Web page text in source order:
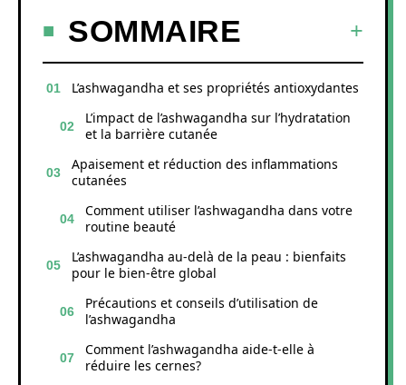
SOMMAIRE
L’ashwagandha et ses propriétés antioxydantes
L’impact de l’ashwagandha sur l’hydratation
et la barrière cutanée
Apaisement et réduction des inflammations
cutanées
Comment utiliser l’ashwagandha dans votre
routine beauté
L’ashwagandha au-delà de la peau : bienfaits
pour le bien-être global
Précautions et conseils d’utilisation de
l’ashwagandha
Comment l’ashwagandha aide-t-elle à
réduire les cernes?